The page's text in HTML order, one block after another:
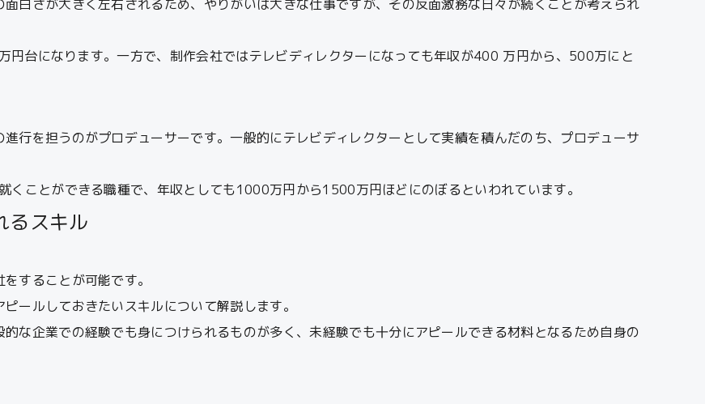
白さが大きく左右されるため、やりがいは大きな仕事ですが、その反面激務な日々が続くことが考えられ
台になります。一方で、制作会社ではテレビディレクターになっても年収が400 万円から、500万にと
行を担うのがプロデューサーです。一般的にテレビディレクターとして実績を積んだのち、プロデューサ
くことができる職種で、年収としても1000万円から1500万円ほどにのぼるといわれています。
るスキル
することが可能です。
ールしておきたいスキルについて解説します。
な企業での経験でも身につけられるものが多く、未経験でも十分にアピールできる材料となるため自身の